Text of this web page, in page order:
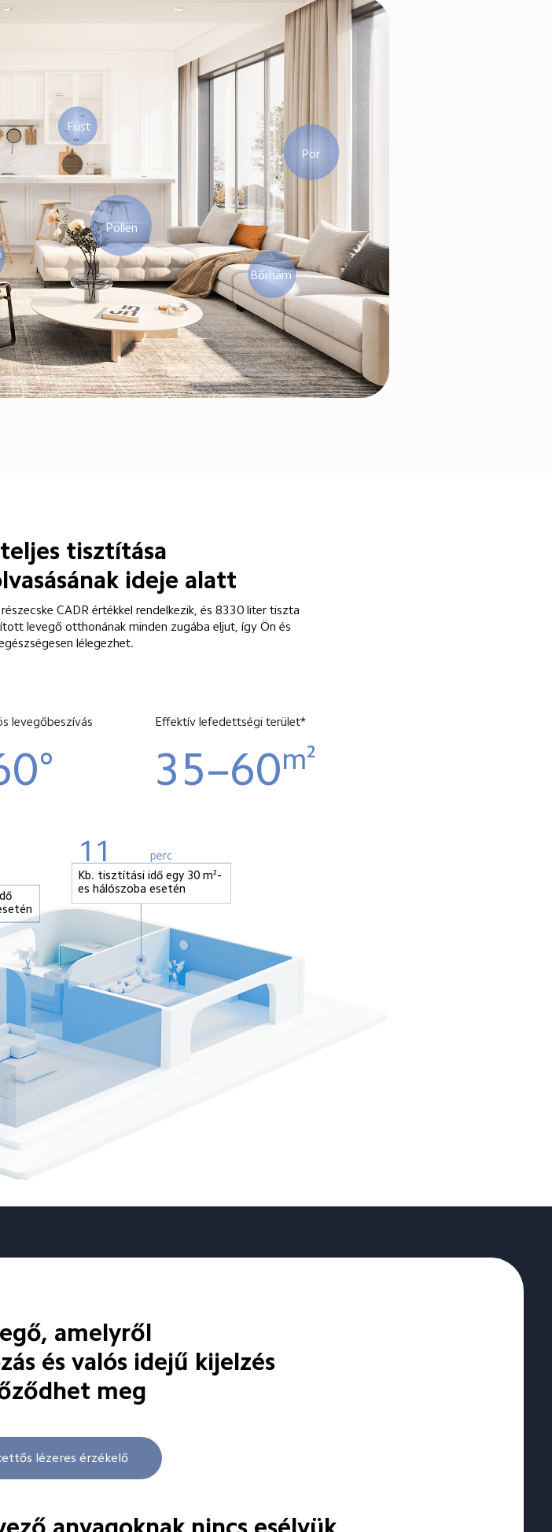
Pollen
Por
Füst
Bőrhám
tisztítása
ideje alatt
CADR értékkel rendelkezik, és 8330 liter tiszta
levegő otthonának minden zugába eljut, így Ön és
lélegezhet.
levegőbeszívás Effektív lefedettségi terület*
35–60m²
11
perc
Kb. tisztítási idő egy 30 m²-
es hálószoba esetén
amelyről
és valós idejű kijelzés
meg
lézeres érzékelő
anyagoknak nincs esélyük